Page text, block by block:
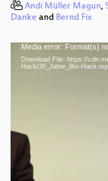
Andi Müller Magun,
Danke and Bernd Fix
Video
Player
Media error: Format(s)
Download File: https://
Hack/30_Jahre_Btx-